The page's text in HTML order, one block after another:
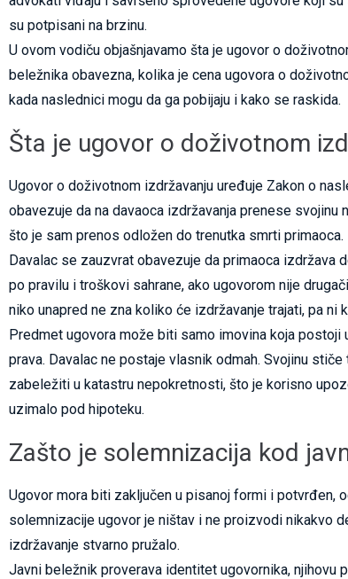
su potpisani na brzinu.
U ovom vodiču objašnjavamo šta je ugovor o
beležnika obavezna, kolika je cena ugovora o
kada naslednici mogu da ga pobijaju i kako se raskida.
Šta je ugovor o doživotnom
Ugovor o doživotnom izdržavanju uređuje Zakon o
obavezuje da na davaoca izdržavanja prenese
što je sam prenos odložen do trenutka smrti primaoca.
Davalac se zauzvrat obavezuje da primaoca izdržava
po pravilu i troškovi sahrane, ako ugovorom nije
niko unapred ne zna koliko će izdržavanje trajati, pa ni
Predmet ugovora može biti samo imovina koja
prava. Davalac ne postaje vlasnik odmah. Svojinu
zabeležiti u katastru nepokretnosti, što je korisno
uzimalo pod hipoteku.
Zašto je solemnizacija kod
Ugovor mora biti zaključen u pisanoj formi i potvrđen,
solemnizacije ugovor je ništav i ne proizvodi nikakvo
izdržavanje stvarno pružalo.
Javni beležnik proverava identitet ugovornika,